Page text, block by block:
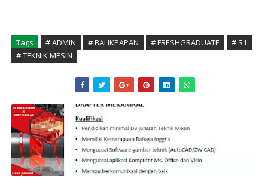
Tags # ADMIN # BALIKPAPAN # FRESHGRADUATE
# S1
# TEKNIK MESIN